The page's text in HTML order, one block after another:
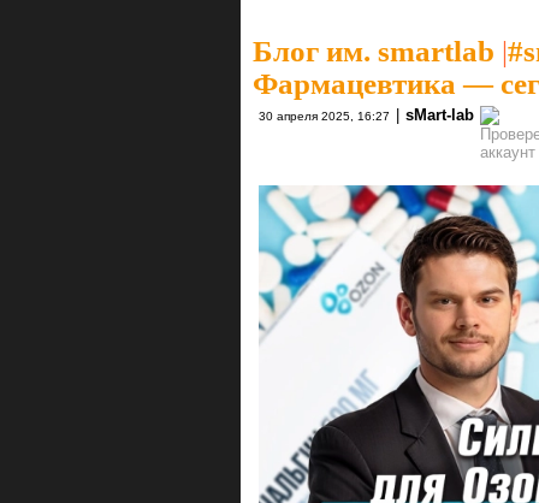
Блог им. smartlab |
Фармацевтика —
30 апреля 2025, 16:27 sMart-lab